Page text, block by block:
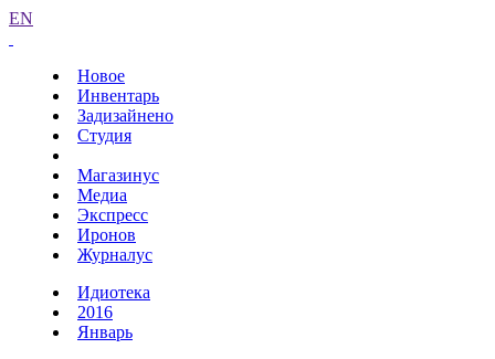
EN
Новое
Инвентарь
Задизайнено
Студия
Магазинус
Медиа
Экспресс
Иронов
Журналус
Идиотека
2016
Январь